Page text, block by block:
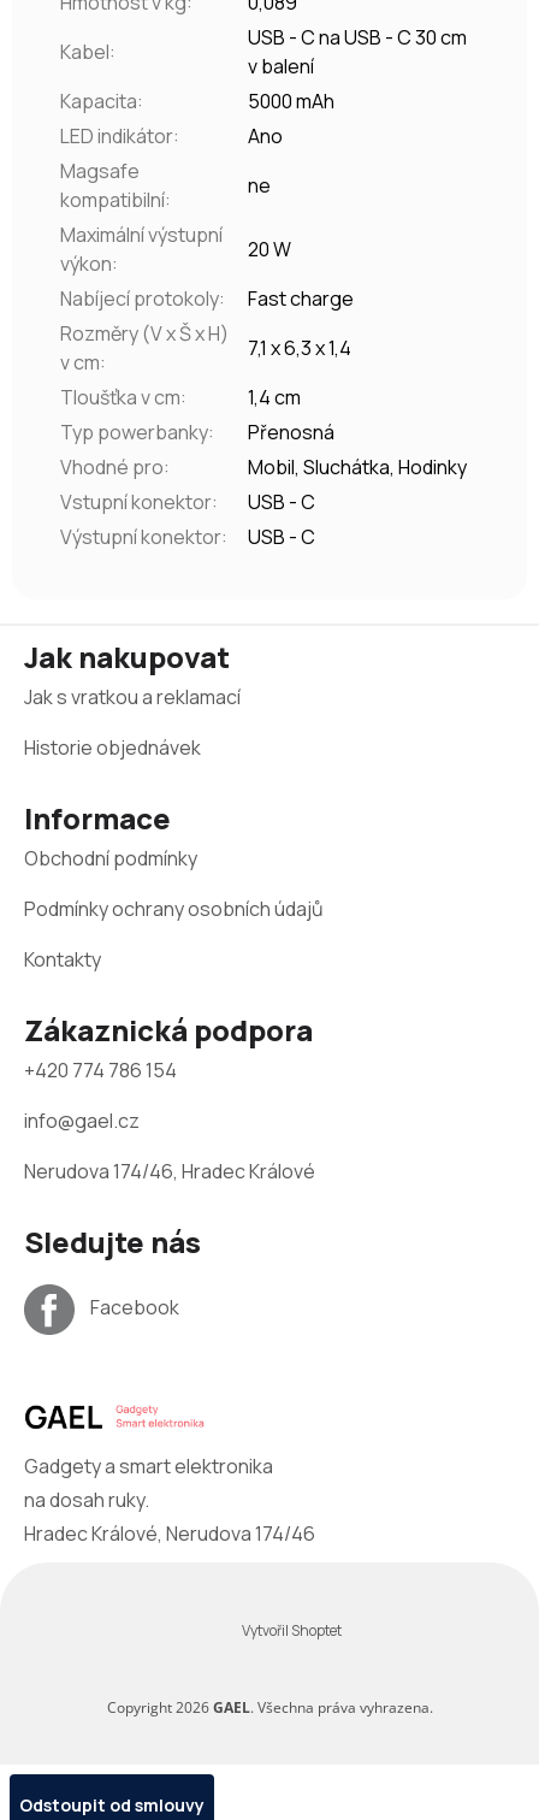
Kabel:
USB - C na USB - C 30 cm
v balení
Kapacita:
5000 mAh
LED indikátor:
Ano
Magsafe
kompatibilní:
ne
Maximální výstupní
výkon:
20 W
Nabíjecí protokoly:
Fast charge
Rozměry (V x Š x H)
v cm:
7,1 x 6,3 x 1,4
Tloušťka v cm:
1,4 cm
Typ powerbanky:
Přenosná
Vhodné pro:
Mobil, Sluchátka, Hodinky
Vstupní konektor:
USB - C
Výstupní konektor: USB - C
Jak nakupovat
Jak s vratkou a reklamací
Historie objednávek
Informace
Obchodní podmínky
Podmínky ochrany osobních údajů
Kontakty
Zákaznická podpora
+420 774 786 154
info@gael.cz
Nerudova 174/46, Hradec Králové
Sledujte nás
Facebook
Gadgety a smart elektronika
na dosah ruky.
Hradec Králové, Nerudova 174/46
Vytvořil Shoptet
Copyright 2026GAEL. Všechna práva vyhrazena.
Odstoupit od smlouvy